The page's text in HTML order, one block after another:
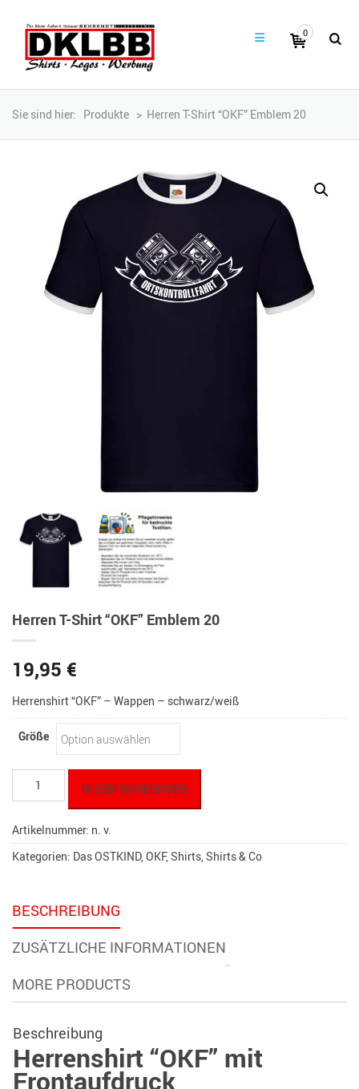
0
Sie sind hier: Produkte > Herren T-Shirt “OKF” Emblem 20
Herren T-Shirt “OKF” Emblem 20
19,95 €
Herrenshirt “OKF” – Wappen – schwarz/weiß
Größe
Herren
"OKF"
Emblem
20
IN DEN WARENKORB
Artikelnummer: n. v.
Kategorien: Das OSTKIND,OKF,Shirts,Shirts & Co
BESCHREIBUNG
ZUSÄTZLICHE INFORMATIONEN
MORE PRODUCTS
Beschreibung
Herrenshirt “OKF” mit
Frontaufdruck